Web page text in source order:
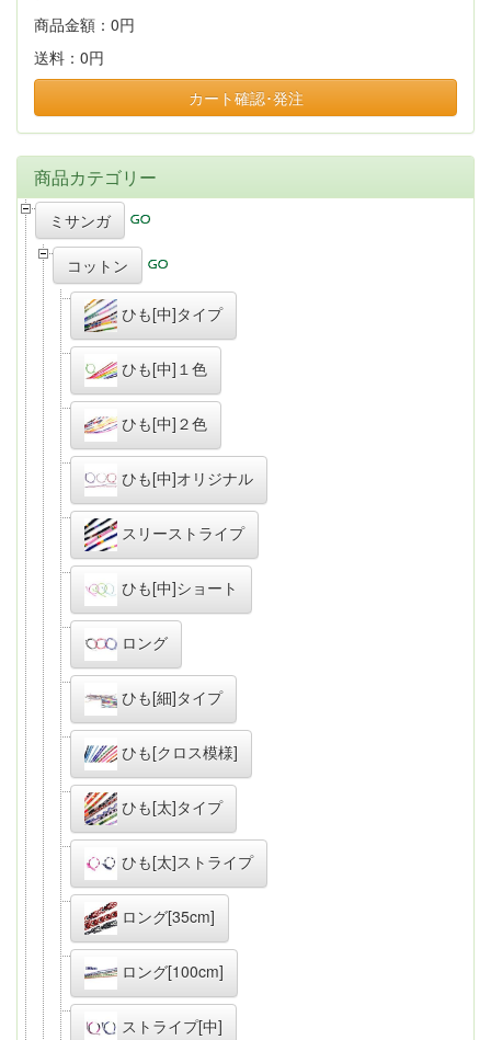
商品金額： 0円
送料： 0円
カート確認･発注
商品カテゴリー
ミサンガ
コットン
ひも[中]タイプ
ひも[中]１色
ひも[中]２色
ひも[中]オリジナル
スリーストライプ
ひも[中]ショート
ロング
ひも[細]タイプ
ひも[クロス模様]
ひも[太]タイプ
ひも[太]ストライプ
ロング[35cm]
ロング[100cm]
ストライプ[中]